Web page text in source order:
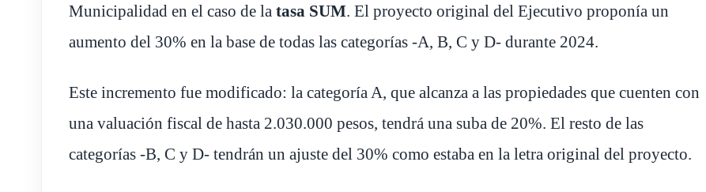
Municipalidad en el caso de la tasa SUM. El proyecto original del Ejecutivo proponía un
aumento del 30% en la base de todas las categorías -A, B, C y D- durante 2024.
Este incremento fue modificado: la categoría A, que alcanza a las propiedades que cuenten con
una valuación fiscal de hasta 2.030.000 pesos, tendrá una suba de 20%. El resto de las
categorías -B, C y D- tendrán un ajuste del 30% como estaba en la letra original del proyecto.